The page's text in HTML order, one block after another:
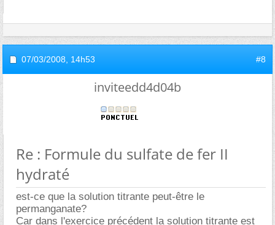
07/03/2008, 14h53 #8
inviteedd4d04b
Re : Formule du sulfate de fer II
hydraté
est-ce que la solution titrante peut-être le
permanganate?
Car dans l'exercice précédent la solution titrante est